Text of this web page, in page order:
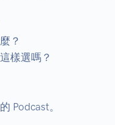
？
樣選嗎？
Podcast。